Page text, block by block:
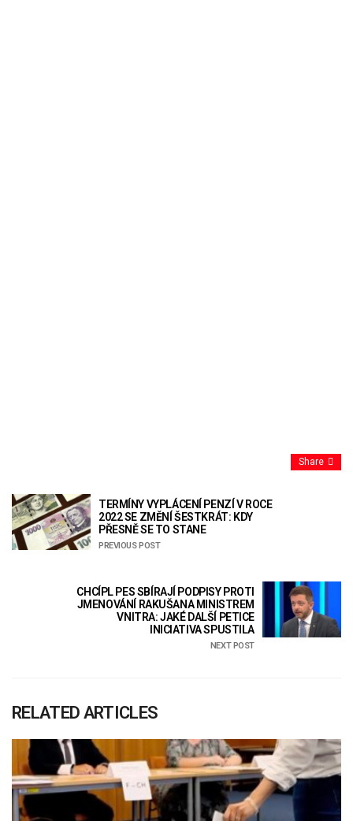
Share
TERMÍNY VYPLÁCENÍ PENZÍ V ROCE
2022 SE ZMĚNÍ ŠESTKRÁT: KDY
PŘESNĚ SE TO STANE
PREVIOUS POST
CHCÍPL PES SBÍRAJÍ PODPISY PROTI
JMENOVÁNÍ RAKUŠANA MINISTREM
VNITRA: JAKÉ DALŠÍ PETICE
INICIATIVA SPUSTILA
NEXT POST
RELATED ARTICLES